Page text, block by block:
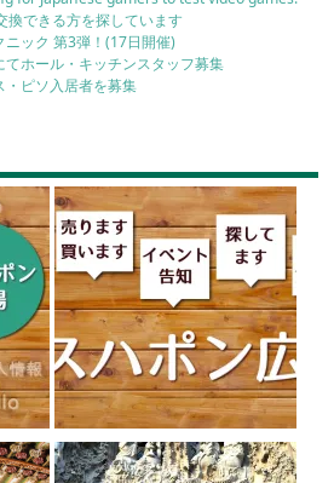
換できる方を探しています
ニック 第3弾！(17日開催)
てホール・キッチンスタッフ募集
・ピソ入居者を募集